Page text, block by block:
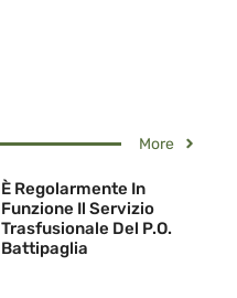
More
È Regolarmente In
Funzione Il Servizio
Trasfusionale Del P.O.
Battipaglia